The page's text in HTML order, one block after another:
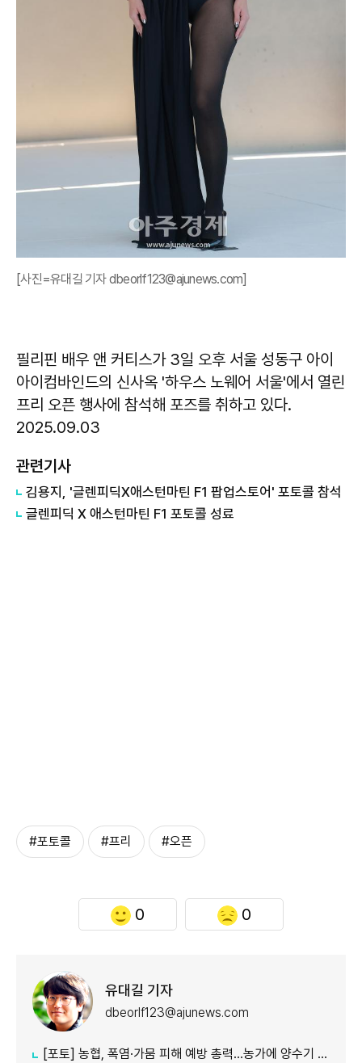
[사진=유대길 기자 dbeorlf123@ajunews.com]
필리핀 배우 앤 커티스가 3일 오후 서울 성동구 아이
아이컴바인드의 신사옥 '하우스 노웨어 서울'에서 열린
프리 오픈 행사에 참석해 포즈를 취하고 있다.
2025.09.03
관련기사
김용지, '글렌피딕X애스턴마틴 F1 팝업스토어' 포토콜 참석
글렌피딕 X 애스턴마틴 F1 포토콜 성료
#포토콜 #프리 #오픈
0 0
유대길 기자
dbeorlf123@ajunews.com
[포토] 농협, 폭염·가뭄 피해 예방 총력…농가에 양수기 지원